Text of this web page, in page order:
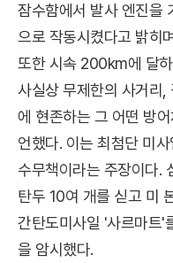
잠수함에서 발사 엔진을
으로 작동시켰다고 밝히
또한 시속 200km에 달
사실상 무제한의 사거리,
에 현존하는 그 어떤 방
언했다. 이는 최첨단 미
수무책이라는 주장이다.
탄두 10여 개를 싣고 미
간탄도미사일 '사르마트'
을 암시했다.